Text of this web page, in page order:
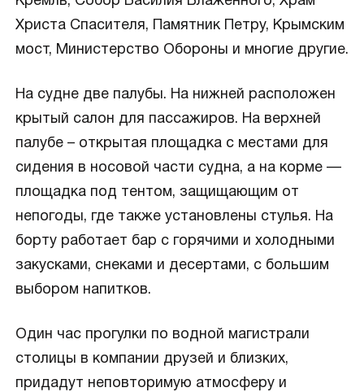
Христа Спасителя, Памятник Петру, Крымским
мост, Министерство Обороны и многие другие.
На судне две палубы. На нижней расположен
крытый салон для пассажиров. На верхней
палубе – открытая площадка с местами для
сидения в носовой части судна, а на корме —
площадка под тентом, защищающим от
непогоды, где также установлены стулья. На
борту работает бар с горячими и холодными
закусками, снеками и десертами, с большим
выбором напитков.
Один час прогулки по водной магистрали
столицы в компании друзей и близких,
придадут неповторимую атмосферу и